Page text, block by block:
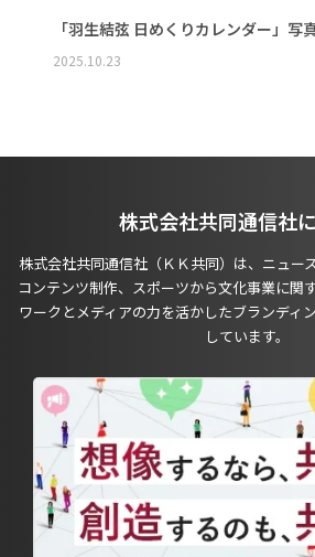
「羽生結弦 日めくりカレンダー」写
2025.10.23
株式会社共同通信社
株式会社共同通信社（ＫＫ共同）は、ニュー
コンテンツ制作、スポーツから文化事業に関
ワークとメディアの力を活かしたブランディ
しています。